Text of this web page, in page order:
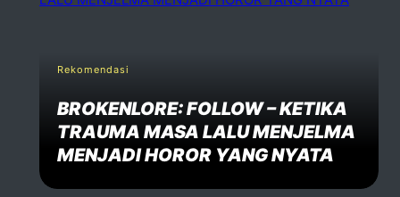
Rekomendasi
BROKENLORE: FOLLOW – KETIKA
TRAUMA MASA LALU MENJELMA
MENJADI HOROR YANG NYATA